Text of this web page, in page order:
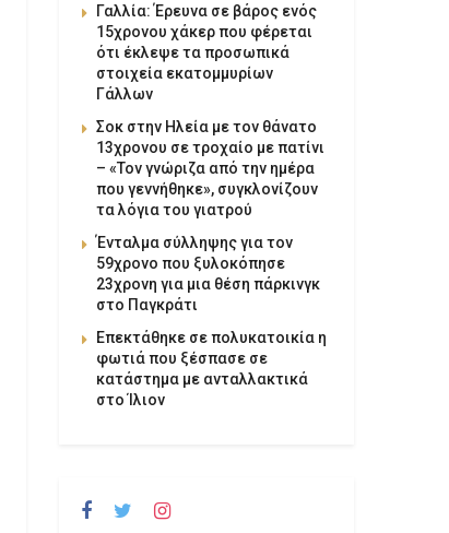
Γαλλία: Έρευνα σε βάρος ενός
15χρονου χάκερ που φέρεται
ότι έκλεψε τα προσωπικά
στοιχεία εκατομμυρίων
Γάλλων
Σοκ στην Ηλεία με τον θάνατο
13χρονου σε τροχαίο με πατίνι
– «Τον γνώριζα από την ημέρα
που γεννήθηκε», συγκλονίζουν
τα λόγια του γιατρού
Ένταλμα σύλληψης για τον
59χρονο που ξυλοκόπησε
23χρονη για μια θέση πάρκινγκ
στο Παγκράτι
Επεκτάθηκε σε πολυκατοικία η
φωτιά που ξέσπασε σε
κατάστημα με ανταλλακτικά
στο Ίλιον